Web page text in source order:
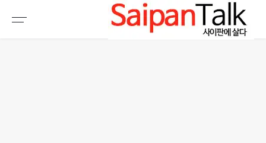
여행정보
생활정보